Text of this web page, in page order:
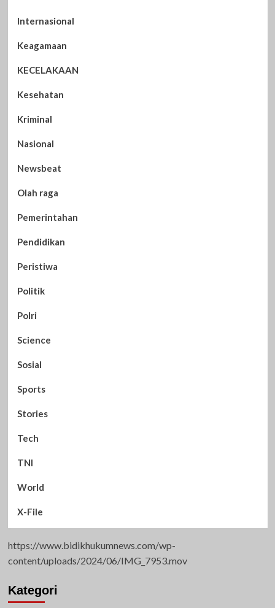
Internasional
Keagamaan
KECELAKAAN
Kesehatan
Kriminal
Nasional
Newsbeat
Olah raga
Pemerintahan
Pendidikan
Peristiwa
Politik
Polri
Science
Sosial
Sports
Stories
Tech
TNI
World
X-File
https://www.bidikhukumnews.com/wp-
content/uploads/2024/06/IMG_7953.mov
Kategori